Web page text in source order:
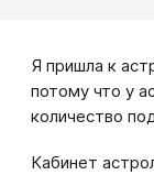
Я пришла к
потому что у
количество
Кабинет